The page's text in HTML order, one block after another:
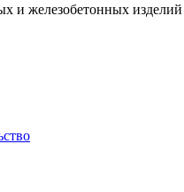
и железобетонных